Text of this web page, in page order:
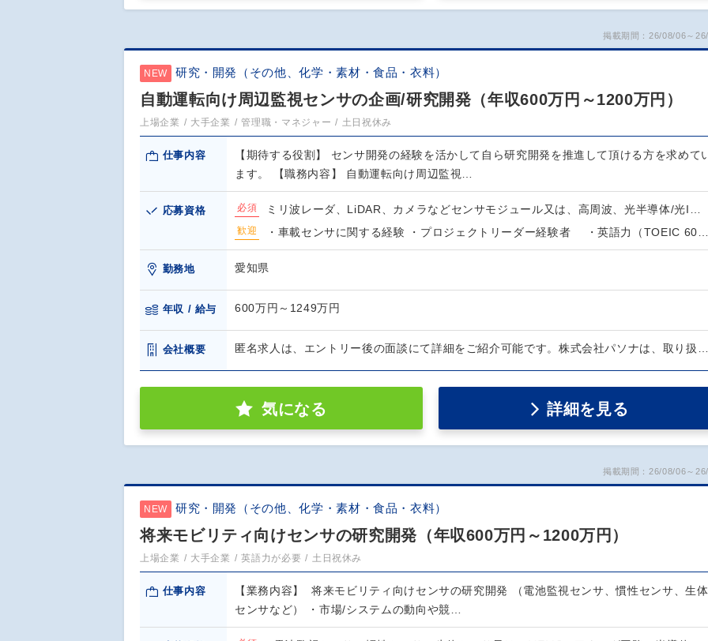
掲載期間：26/08/06～
NEW 研究・開発（その他、化学・素材・食品・衣料）
自動運転向け周辺監視センサの企画/研究開発（年収600万円～1200万円）
上場企業 大手企業 管理職・マネジャー 土日祝休み
仕事内容
【期待する役割】 センサ開発の経験を活かして自ら研究開発を推進して頂ける方を求めて
ます。 【職務内容】 自動運転向け周辺監視…
応募資格 必須 ミリ波レーダ、LiDAR、カメラなどセンサモジュール又は、高周波、光半導体/光I…
歓迎 ・車載センサに関する経験 ・プロジェクトリーダー経験者 ・英語力（TOEIC 60…
勤務地 愛知県
年収 / 給与 600万円～1249万円
会社概要 匿名求人は、エントリー後の面談にて詳細をご紹介可能です。株式会社パソナは、取り扱…
気になる 詳細を見る
掲載期間：26/08/06～
NEW 研究・開発（その他、化学・素材・食品・衣料）
将来モビリティ向けセンサの研究開発（年収600万円～1200万円）
上場企業 大手企業 英語力が必要 土日祝休み
仕事内容
【業務内容】 将来モビリティ向けセンサの研究開発 （電池監視センサ、慣性センサ、生体
センサなど） ・市場/システムの動向や競…